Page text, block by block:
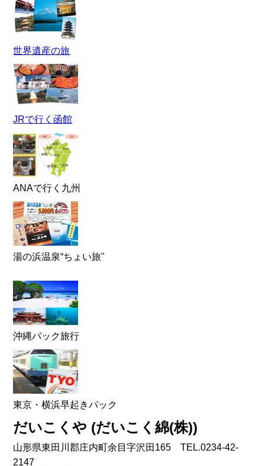
世界遺産の旅
JRで行く函館
ANAで行く九州
湯の浜温泉“ちょい旅"
沖縄パック旅行
東京・横浜早起きパック
だいこくや (だいこく綿(株))
山形県東田川郡庄内町余目字沢田165 TEL.0234-42-
2147